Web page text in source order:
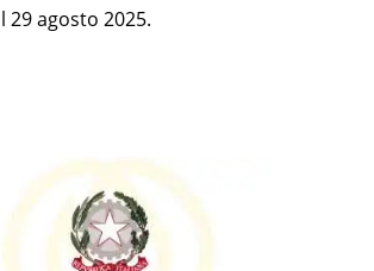
29 agosto 2025.